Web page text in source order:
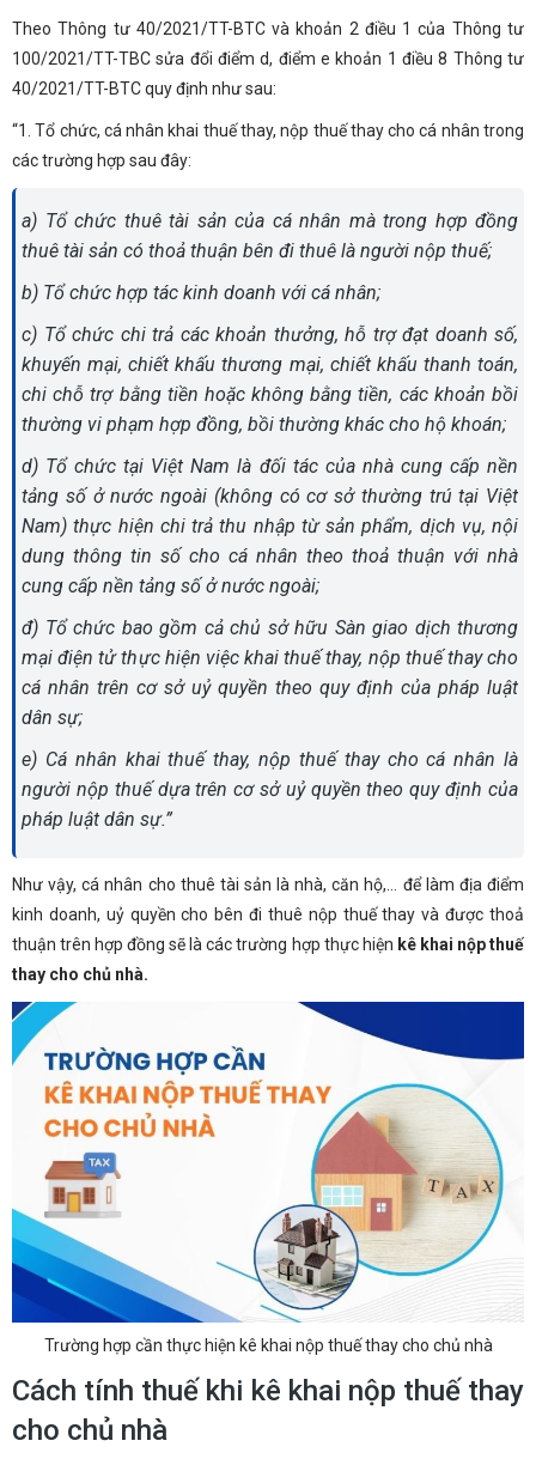
Theo Thông tư 40/2021/TT-BTC và khoản 2 điều 1 của Thông tư
100/2021/TT-TBC sửa đổi điểm d, điểm e khoản 1 điều 8 Thông tư
40/2021/TT-BTC quy định như sau:
“1. Tổ chức, cá nhân khai thuế thay, nộp thuế thay cho cá nhân trong
các trường hợp sau đây:
a) Tổ chức thuê tài sản của cá nhân mà trong hợp đồng
thuê tài sản có thoả thuận bên đi thuê là người nộp thuế;
b) Tổ chức hợp tác kinh doanh với cá nhân;
c) Tổ chức chi trả các khoản thưởng, hỗ trợ đạt doanh số,
khuyến mại, chiết khấu thương mại, chiết khấu thanh toán,
chi chỗ trợ bằng tiền hoặc không bằng tiền, các khoản bồi
thường vi phạm hợp đồng, bồi thường khác cho hộ khoán;
d) Tổ chức tại Việt Nam là đối tác của nhà cung cấp nền
tảng số ở nước ngoài (không có cơ sở thường trú tại Việt
Nam) thực hiện chi trả thu nhập từ sản phẩm, dịch vụ, nội
dung thông tin số cho cá nhân theo thoả thuận với nhà
cung cấp nền tảng số ở nước ngoài;
đ) Tổ chức bao gồm cả chủ sở hữu Sàn giao dịch thương
mại điện tử thực hiện việc khai thuế thay, nộp thuế thay cho
cá nhân trên cơ sở uỷ quyền theo quy định của pháp luật
dân sự;
e) Cá nhân khai thuế thay, nộp thuế thay cho cá nhân là
người nộp thuế dựa trên cơ sở uỷ quyền theo quy định của
pháp luật dân sự.”
Như vậy, cá nhân cho thuê tài sản là nhà, căn hộ,… để làm địa điểm
kinh doanh, uỷ quyền cho bên đi thuê nộp thuế thay và được thoả
thuận trên hợp đồng sẽ là các trường hợp thực hiện kê khai nộp thuế
thay cho chủ nhà.
Trường hợp cần thực hiện kê khai nộp thuế thay cho chủ nhà
Cách tính thuế khi kê khai nộp thuế thay
cho chủ nhà